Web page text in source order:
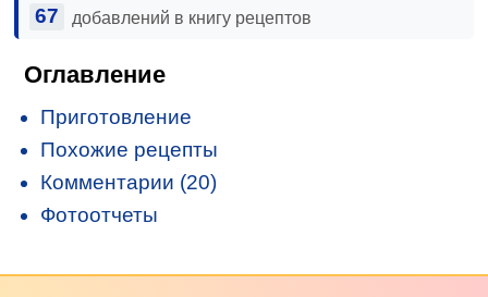
67 добавлений в книгу рецептов
Оглавление
Приготовление
Похожие рецепты
Комментарии (20)
Фотоотчеты